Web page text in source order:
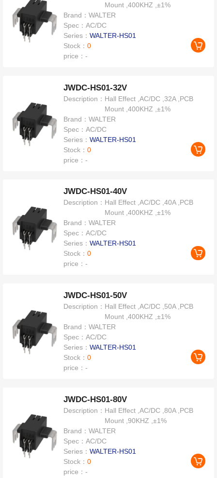
Mount ,400KHZ ,±1%
Brand：WALTER
Spec：AC/DC
Series：WALTER-HS01
Stock：0
price：-
JWDC-HS01-32V
Description： Hall Effect ,AC/DC ,32A ,PCB
Mount ,400KHZ ,±1%
Brand：WALTER
Spec：AC/DC
Series：WALTER-HS01
Stock：0
price：-
JWDC-HS01-40V
Description： Hall Effect ,AC/DC ,40A ,PCB
Mount ,400KHZ ,±1%
Brand：WALTER
Spec：AC/DC
Series：WALTER-HS01
Stock：0
price：-
JWDC-HS01-50V
Description： Hall Effect ,AC/DC ,50A ,PCB
Mount ,400KHZ ,±1%
Brand：WALTER
Spec：AC/DC
Series：WALTER-HS01
Stock：0
price：-
JWDC-HS01-80V
Description： Hall Effect ,AC/DC ,80A ,PCB
Mount ,90KHZ ,±1%
Brand：WALTER
Spec：AC/DC
Series：WALTER-HS01
Stock：0
price：-